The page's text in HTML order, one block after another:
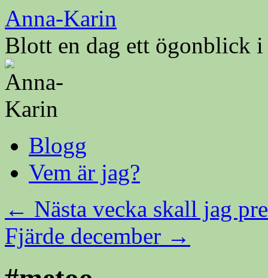
Hoppa
till
innehåll
Anna-Karin
Blott en dag ett ögonblick
Blogg
Vem är jag?
← Nästa vecka skall jag
Fjärde december →